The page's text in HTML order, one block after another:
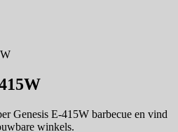
Genesis E-415W barbecue en vind
winkels.